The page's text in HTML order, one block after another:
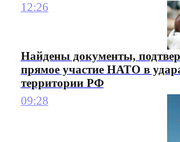
12:26
Найдены документы,
прямое участие НАТО в
территории РФ
09:28